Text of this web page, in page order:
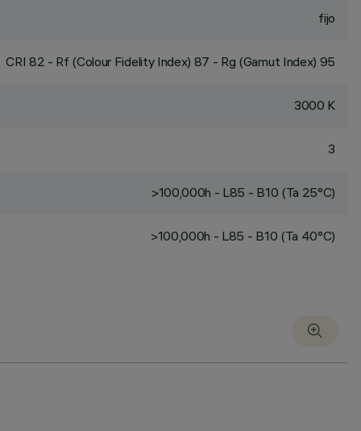
fijo
CRI 82 - Rf (Colour Fidelity Index) 87 - Rg (Gamut Index) 95
3000 K
3
>100,000h - L85 - B10 (Ta 25°C)
>100,000h - L85 - B10 (Ta 40°C)